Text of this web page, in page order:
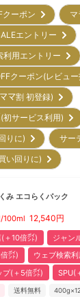
ーポン
エントリー
利用エントリー
クーポン(レビュ
ママ割 初登録)
(初サービス利用)
りに)
サー
い回りに)
み エコらくパック
/100ml 12,540円
(＋10倍㌽)
ジャン
㌽)
ウェブ検索
プ(＋5倍㌽)
SPU(
送料無料